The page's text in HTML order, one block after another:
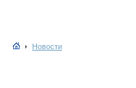
Новости